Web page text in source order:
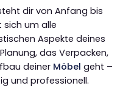
dir von Anfang bis
sich um alle
Aspekte deines
das Verpacken,
deiner Möbel geht –
und professionell.